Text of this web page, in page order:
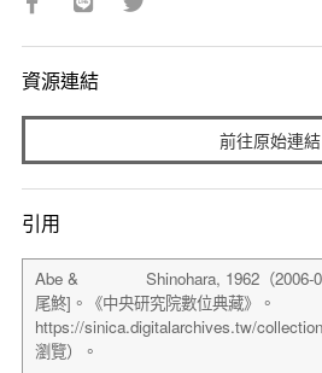
資源連結
前往原始連結
引用